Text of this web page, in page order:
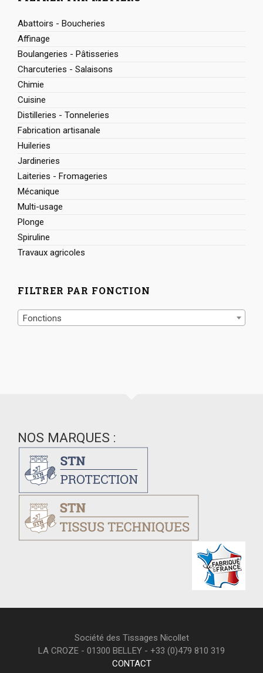
Abattoirs - Boucheries
Affinage
Boulangeries - Pâtisseries
Charcuteries - Salaisons
Chimie
Cuisine
Distilleries - Tonneleries
Fabrication artisanale
Huileries
Jardineries
Laiteries - Fromageries
Mécanique
Multi-usage
Plonge
Spiruline
Travaux agricoles
FILTRER PAR FONCTION
Fonctions
NOS MARQUES :
Société des Tissages Nicollet
LA CROZE - 01300 BELLEY - +33 (0)479 810 319
CONTACT